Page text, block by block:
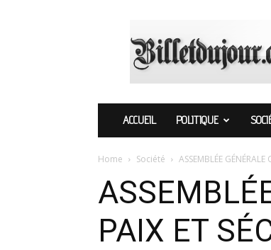
ACCUEIL POLITIQUE
Home Société ASSEMBLÉE GÉNÉRALE
PAIX ET